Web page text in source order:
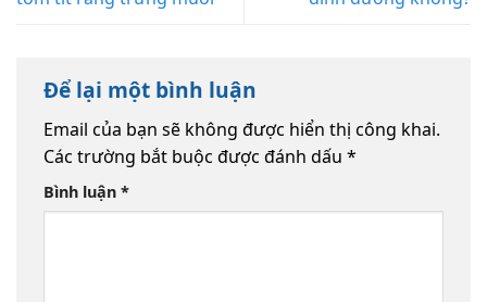
Để lại một bình luận
Email của bạn sẽ không được hiển thị công khai.
Các trường bắt buộc được đánh dấu *
Bình luận *